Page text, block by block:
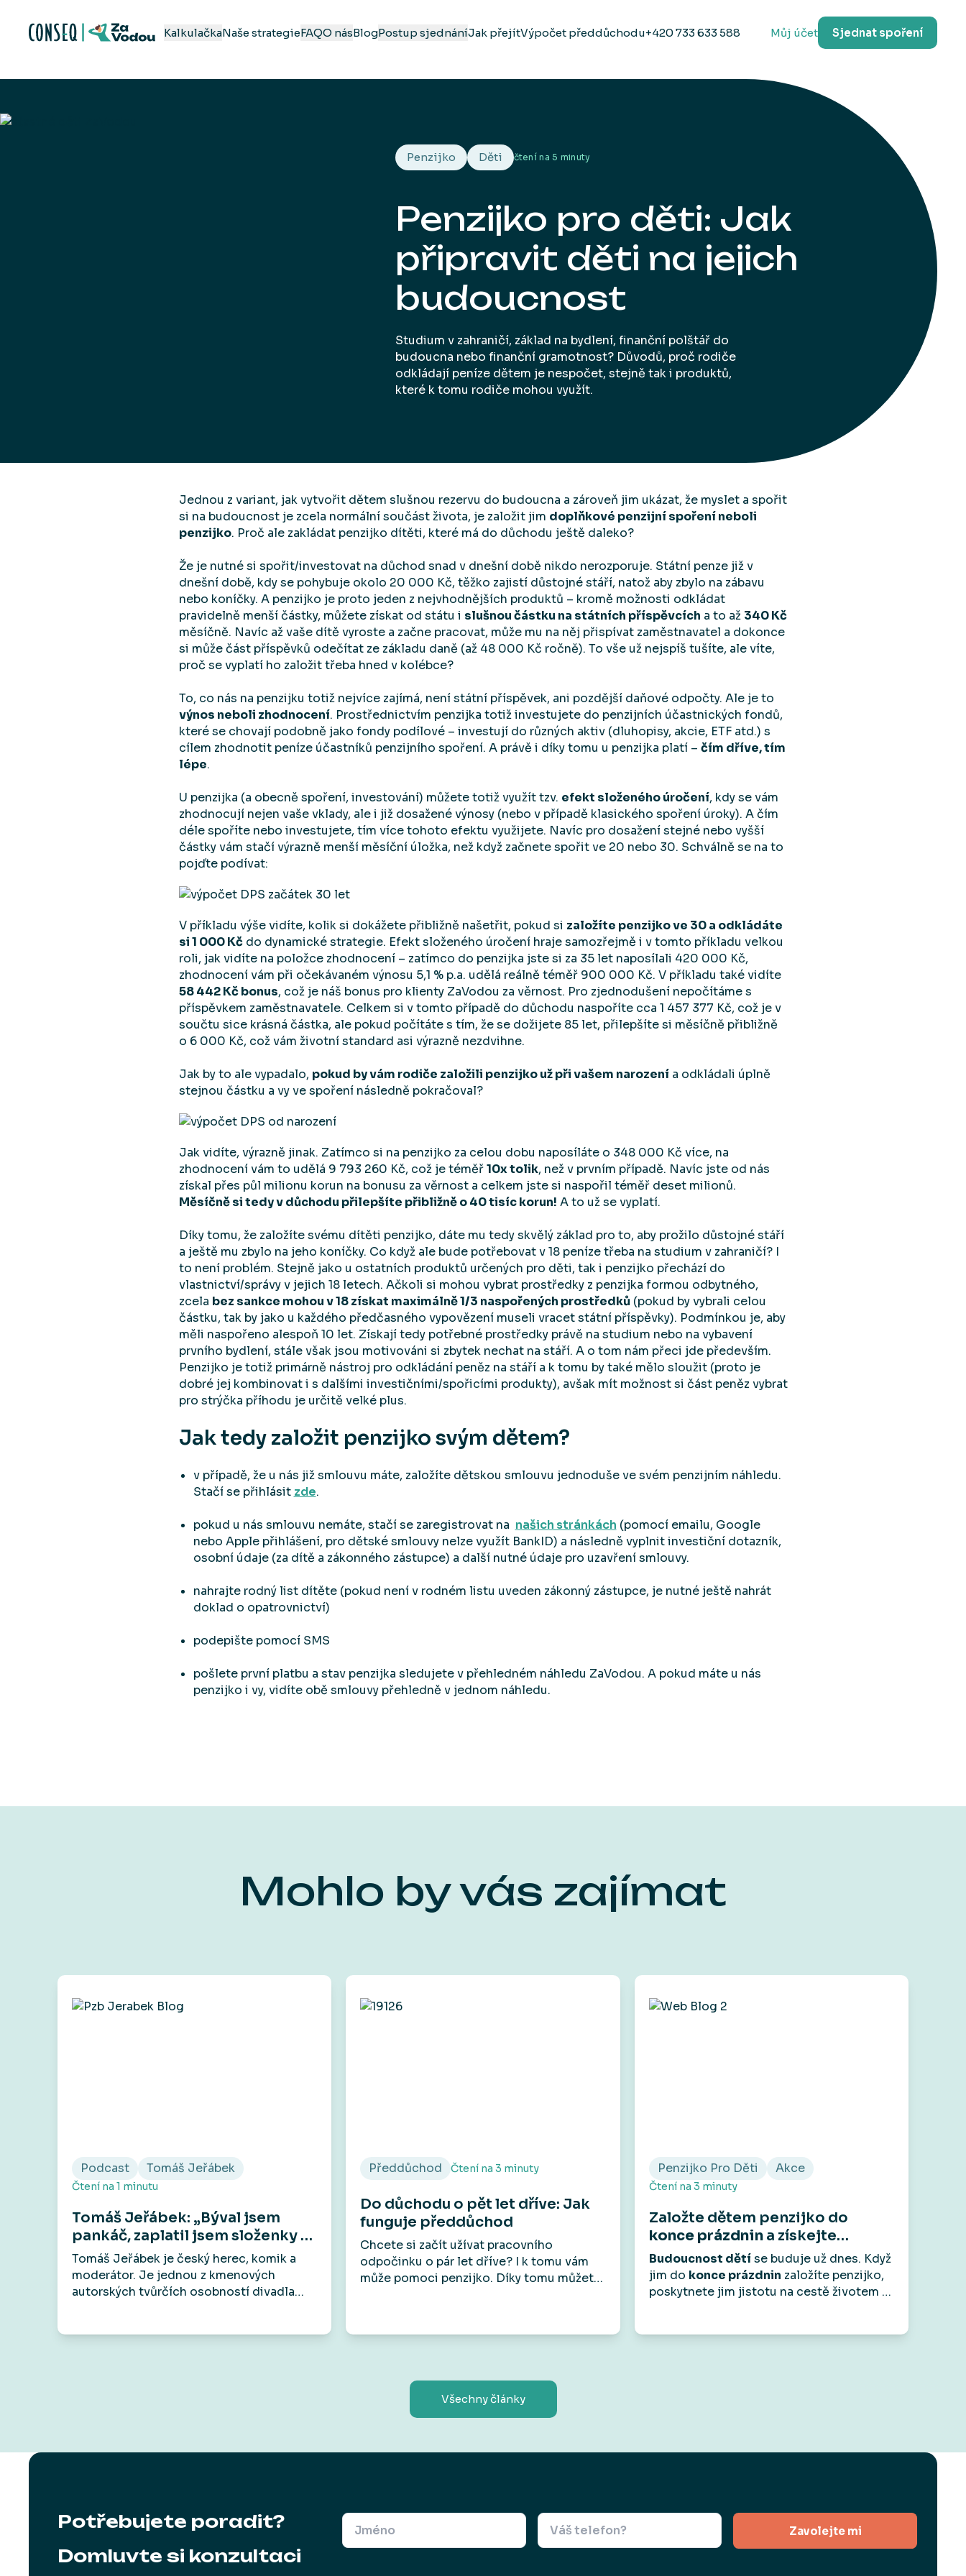
KalkulačkaNaše strategieFAQO násBlogPostup sjednáníJak přejítVýpočet předdůchodu+420 733 633 588 Můj účet Sjednat spoření
Penzijko Děti čtení na 5 minuty
Penzijko pro děti: Jak
připravit děti na jejich
budoucnost
Studium v zahraničí, základ na bydlení, finanční polštář do
budoucna nebo finanční gramotnost? Důvodů, proč rodiče
odkládají peníze dětem je nespočet, stejně tak i produktů,
které k tomu rodiče mohou využít.
Jednou z variant, jak vytvořit dětem slušnou rezervu do budoucna a zároveň jim ukázat, že myslet a spořit
si na budoucnost je zcela normální součást života, je založit jim doplňkové penzijní spoření neboli
penzijko. Proč ale zakládat penzijko dítěti, které má do důchodu ještě daleko?
Že je nutné si spořit/investovat na důchod snad v dnešní době nikdo nerozporuje. Státní penze již v
dnešní době, kdy se pohybuje okolo 20 000 Kč, těžko zajistí důstojné stáří, natož aby zbylo na zábavu
nebo koníčky. A penzijko je proto jeden z nejvhodnějších produktů – kromě možnosti odkládat
pravidelně menší částky, můžete získat od státu i slušnou částku na státních příspěvcích a to až 340 Kč
měsíčně. Navíc až vaše dítě vyroste a začne pracovat, může mu na něj přispívat zaměstnavatel a dokonce
si může část příspěvků odečítat ze základu daně (až 48 000 Kč ročně). To vše už nejspíš tušíte, ale víte,
proč se vyplatí ho založit třeba hned v kolébce?
To, co nás na penzijku totiž nejvíce zajímá, není státní příspěvek, ani pozdější daňové odpočty. Ale je to
výnos neboli zhodnocení. Prostřednictvím penzijka totiž investujete do penzijních účastnických fondů,
které se chovají podobně jako fondy podílové – investují do různých aktiv (dluhopisy, akcie, ETF atd.) s
cílem zhodnotit peníze účastníků penzijního spoření. A právě i díky tomu u penzijka platí – čím dříve, tím
lépe.
U penzijka (a obecně spoření, investování) můžete totiž využít tzv. efekt složeného úročení, kdy se vám
zhodnocují nejen vaše vklady, ale i již dosažené výnosy (nebo v případě klasického spoření úroky). A čím
déle spoříte nebo investujete, tím více tohoto efektu využijete. Navíc pro dosažení stejné nebo vyšší
částky vám stačí výrazně menší měsíční úložka, než když začnete spořit ve 20 nebo 30. Schválně se na to
pojďte podívat:
V příkladu výše vidíte, kolik si dokážete přibližně našetřit, pokud si založíte penzijko ve 30 a odkládáte
si 1 000 Kčdo dynamické strategie. Efekt složeného úročení hraje samozřejmě i v tomto příkladu velkou
roli, jak vidíte na položce zhodnocení – zatímco do penzijka jste si za 35 let naposílali 420 000 Kč,
zhodnocení vám při očekávaném výnosu 5,1 % p.a. udělá reálně téměř 900 000 Kč. V příkladu také vidíte
58 442 Kč bonus, což je náš bonus pro klienty ZaVodou za věrnost. Pro zjednodušení nepočítáme s
příspěvkem zaměstnavatele. Celkem si v tomto případě do důchodu naspoříte cca 1 457 377 Kč, což je v
součtu sice krásná částka, ale pokud počítáte s tím, že se dožijete 85 let, přilepšíte si měsíčně přibližně
o 6 000 Kč, což vám životní standard asi výrazně nezdvihne.
Jak by to ale vypadalo, pokud by vám rodiče založili penzijko už při vašem narozenía odkládali úplně
stejnou částku a vy ve spoření následně pokračoval?
Jak vidíte, výrazně jinak. Zatímco si na penzijko za celou dobu naposíláte o 348 000 Kč více, na
zhodnocení vám to udělá 9 793 260 Kč, což je téměř10x tolik, než v prvním případě. Navíc jste od nás
získal přes půl milionu korun na bonusu za věrnost a celkem jste si naspořil téměř deset milionů.
Měsíčně si tedy v důchodu přilepšíte přibližně o 40 tisíc korun! A to už se vyplatí.
Díky tomu, že založíte svému dítěti penzijko, dáte mu tedy skvělý základ pro to, aby prožilo důstojné stáří
a ještě mu zbylo na jeho koníčky. Co když ale bude potřebovat v 18 peníze třeba na studium v zahraničí? I
to není problém. Stejně jako u ostatních produktů určených pro děti, tak i penzijko přechází do
vlastnictví/správy v jejich 18 letech. Ačkoli si mohou vybrat prostředky z penzijka formou odbytného,
zcela bez sankce mohou v 18 získat maximálně 1/3 naspořených prostředků(pokud by vybrali celou
částku, tak by jako u každého předčasného vypovězení museli vracet státní příspěvky). Podmínkou je, aby
měli naspořeno alespoň 10 let. Získají tedy potřebné prostředky právě na studium nebo na vybavení
prvního bydlení, stále však jsou motivováni si zbytek nechat na stáří. A o tom nám přeci jde především.
Penzijko je totiž primárně nástroj pro odkládání peněz na stáří a k tomu by také mělo sloužit (proto je
dobré jej kombinovat i s dalšími investičními/spořicími produkty), avšak mít možnost si část peněz vybrat
pro strýčka příhodu je určitě velké plus.
Jak tedy založit penzijko svým dětem?
v případě, že u nás již smlouvu máte, založíte dětskou smlouvu jednoduše ve svém penzijním náhledu.
Stačí se přihlásit zde.
pokud u nás smlouvu nemáte, stačí se zaregistrovat na našich stránkách (pomocí emailu, Google
nebo Apple přihlášení, pro dětské smlouvy nelze využít BankID) a následně vyplnit investiční dotazník,
osobní údaje (za dítě a zákonného zástupce) a další nutné údaje pro uzavření smlouvy.
nahrajte rodný list dítěte (pokud není v rodném listu uveden zákonný zástupce, je nutné ještě nahrát
doklad o opatrovnictví)
podepište pomocí SMS
pošlete první platbu a stav penzijka sledujete v přehledném náhledu ZaVodou. A pokud máte u nás
penzijko i vy, vidíte obě smlouvy přehledně v jednom náhledu.
Mohlo by vás zajímat
Podcast Tomáš Jeřábek
Čtení na 1 minutu
Tomáš Jeřábek: „Býval jsem
pankáč, zaplatil jsem složenky a
za zbytek pozval kámoše do
hospody.“
Tomáš Jeřábek je český herec, komik a
moderátor. Je jednou z kmenových
autorských tvůrčích osobností divadla
Předdůchod Čtení na3 minuty
Do důchodu o pět let dříve: Jak
funguje předdůchod
Chcete si začít užívat pracovního
odpočinku o pár let dříve? I k tomu vám
může pomoci penzijko. Díky tomu můžete
důchodu. Má to však svá pravidla a
Penzijko Pro Děti Akce
Čtení na 3 minuty
Založte dětem penzijko do
konce prázdnina získejte
voucher do Skibi na1 000 Kč .
Budoucnost dětíse buduje už dnes. Když
jim do konce prázdnin založíte penzijko,
poskytnete jim jistotu na cestě životem –
Všechny články
Potřebujete poradit?
Domluvte si konzultaci
Zavolejte mi